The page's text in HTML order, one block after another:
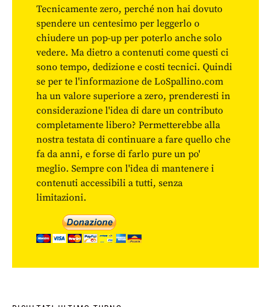
Tecnicamente zero, perché non hai dovuto
spendere un centesimo per leggerlo o
chiudere un pop-up per poterlo anche solo
vedere. Ma dietro a contenuti come questi ci
sono tempo, dedizione e costi tecnici. Quindi
se per te l'informazione de LoSpallino.com
ha un valore superiore a zero, prenderesti in
considerazione l'idea di dare un contributo
completamente libero? Permetterebbe alla
nostra testata di continuare a fare quello che
fa da anni, e forse di farlo pure un po'
meglio. Sempre con l'idea di mantenere i
contenuti accessibili a tutti, senza
limitazioni.